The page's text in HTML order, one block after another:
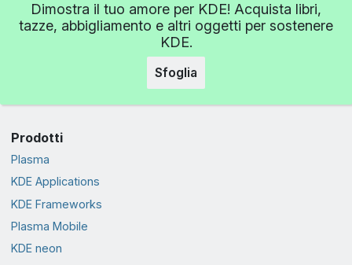
Dimostra il tuo amore per KDE! Acquista libri,
tazze, abbigliamento e altri oggetti per sostenere
KDE.
Sfoglia
Prodotti
Plasma
KDE Applications
KDE Frameworks
Plasma Mobile
KDE neon